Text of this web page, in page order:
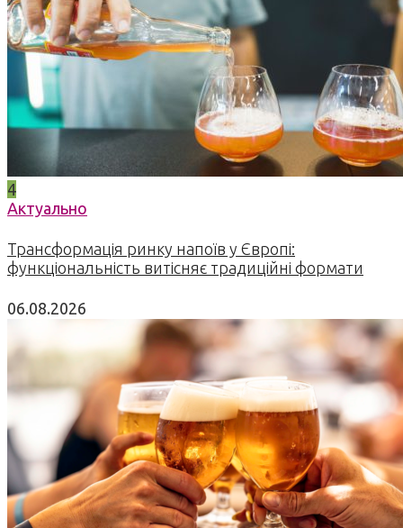
4
Актуально
Трансформація ринку напоїв у Європі:
функціональність витісняє традиційні формати
06.08.2026